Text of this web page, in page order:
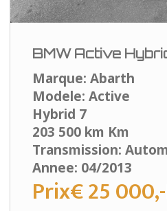
BMW Active
Marque: Abarth
Modele: Active
Hybrid 7
203 500 km Km
Transmission:
Annee: 04/2013
Prix€ 25